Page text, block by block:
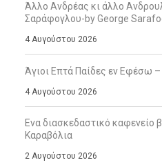
Άλλο Ανδρέας κι άλλο
Σαράφογλου-by George
4 Αυγούστου 2026
Άγιοι Επτά Παίδες εν Εφέσω
4 Αυγούστου 2026
Ενα διασκεδαστικό καφενείο
Καραβόλια
2 Αυγούστου 2026